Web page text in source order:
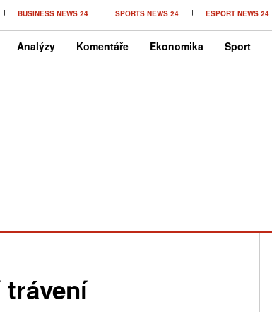
BUSINESS NEWS 24 SPORTS NEWS 24 ESPORT NEWS 24
Analýzy Komentáře Ekonomika Sport